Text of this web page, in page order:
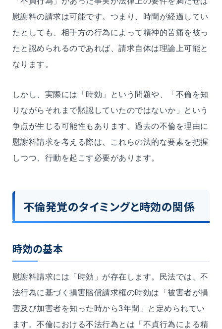
慰謝料の請求は可能です。つまり、時間が経過してい
たとしても、相手方の行為によって精神的苦痛を被っ
たと認められるのであれば、請求自体は理論上可能と
なります。
しかし、実際には「時効」という問題や、「不倫を知
りながらそれまで黙認していたのではないか」という
争点が生じる可能性もあります。過去の不倫を理由に
慰謝料請求を考える際は、これらの法的な要素を把握
しつつ、行動を起こす必要があります。
不倫発覚のタイミングと時効の関係
時効の基本
慰謝料請求には「時効」が存在します。民法では、不
法行為に基づく損害賠償請求権の時効は「被害者が損
害及び加害者を知った時から3年間」と定められてい
ます。不倫における不法行為とは「不貞行為による精